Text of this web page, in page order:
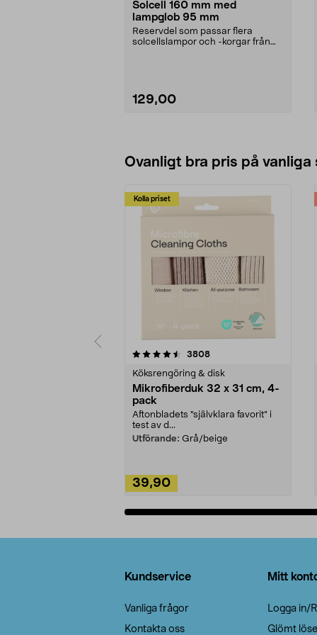
Solcell 160 mm med
lampglob 95 mm
Reservdel som passar flera
solcellslampor och -korgar från
129,00
Ovanligt bra pris på vanliga
Kolla priset
3808recensioner
Köksrengöring & disk
Mikrofiberduk 32 x 31 cm, 4-
pack
Aftonbladets "självklara favorit” i
test av d...
Utförande: Grå/beige
39,90
4.0av 5 stjärnor
Kundservice
Vanliga frågor
Kontakta oss
Mitt
Logga in/
Glömt